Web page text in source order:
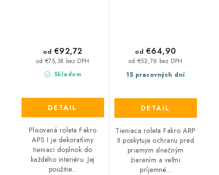
Skladom
od €75,38 bez DPH
od €92,72
DETAIL
Plisovaná roleta Fakro
APS I je dekoratívny
tieniaci doplnok do
každého interiéru. Jej
použitie...
15 pracovných dní
od €52,76 bez DPH
od €64,90
DETAIL
Tieniaca roleta Fakro ARP
II poskytuje ochranu pred
priamym slnečným
žiarením a veľmi
príjemné...